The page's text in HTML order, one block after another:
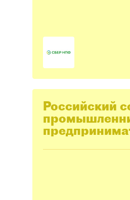
Российский